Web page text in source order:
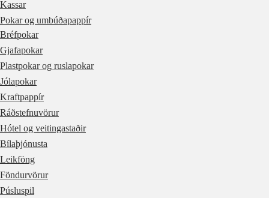
Kassar
Pokar og umbúðapappír
Bréfpokar
Gjafapokar
Plastpokar og ruslapokar
Jólapokar
Kraftpappír
Ráðstefnuvörur
Hótel og veitingastaðir
Bílaþjónusta
Leikföng
Föndurvörur
Púsluspil